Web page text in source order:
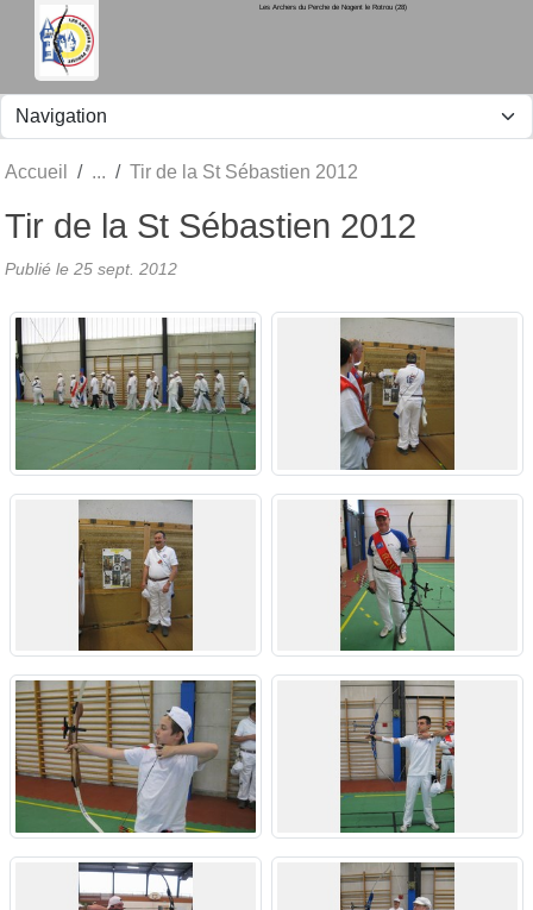
Les Archers du Perche de Nogent le Rotrou (28)
Accueil Tir de la St Sébastien 2012
Tir de la St Sébastien 2012
Publié le 25 sept. 2012
Panneau de gestion des cookies